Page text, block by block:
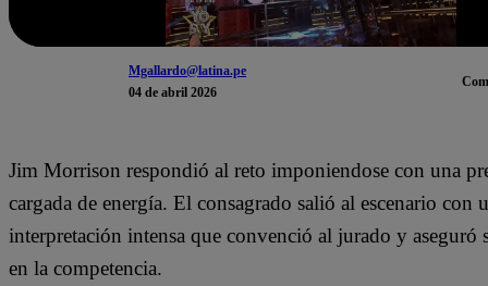
Mgallardo@latina.pe
04 de abril 2026
Jim Morrison respondió al reto imponiendose con una
cargada de energía. El consagrado salió al escenario con
interpretación intensa que convenció al jurado y aseguró
en la competencia.